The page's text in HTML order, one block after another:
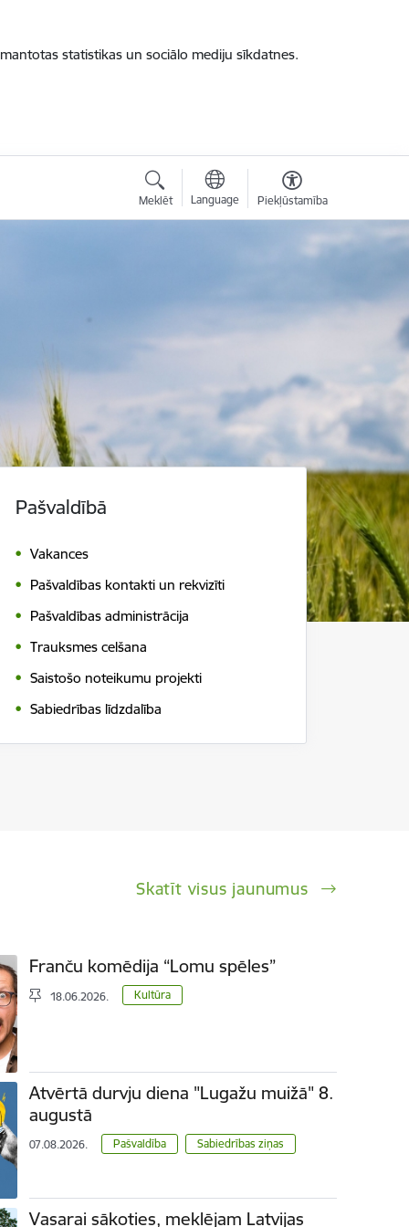
statistikas un sociālo mediju sīkdatnes.
Meklēt Language Piekļūstamība
Pašvaldībā
Vakances
Pašvaldības kontakti un rekvizīti
Pašvaldības administrācija
Trauksmes celšana
Saistošo noteikumu projekti
Sabiedrības līdzdalība
Skatīt visus jaunumus
Franču komēdija “Lomu spēles”
18.06.2026. Kultūra
Atvērtā durvju diena "Lugažu muižā" 8.
augustā
07.08.2026. Pašvaldība Sabiedrības ziņas
Vasarai sākoties, meklējam Latvijas